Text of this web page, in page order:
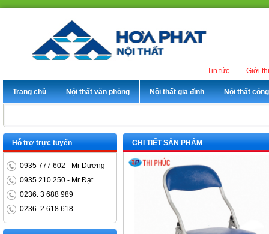
Giới
Tin tức
Trang chủ Nội thất văn phòng Nội thất gia đình Nội thất
CHI TIẾT SẢN PHẨM
Hỗ trợ trực tuyến
0935 777 602 - Mr Dương
0935 210 250 - Mr Đạt
0236. 3 688 989
0236. 2 618 618
Bàn trưởng phòng
ET1400D